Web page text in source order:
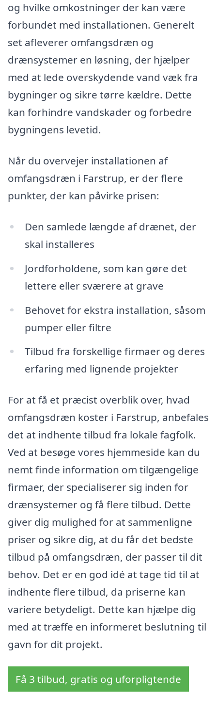
og hvilke omkostninger der kan være
forbundet med installationen. Generelt
set afleverer omfangsdræn og
drænsystemer en løsning, der hjælper
med at lede overskydende vand væk fra
bygninger og sikre tørre kældre. Dette
kan forhindre vandskader og forbedre
bygningens levetid.
Når du overvejer installationen af
omfangsdræn i Farstrup, er der flere
punkter, der kan påvirke prisen:
Den samlede længde af drænet, der
skal installeres
Jordforholdene, som kan gøre det
lettere eller sværere at grave
Behovet for ekstra installation, såsom
pumper eller filtre
Tilbud fra forskellige firmaer og deres
erfaring med lignende projekter
For at få et præcist overblik over, hvad
omfangsdræn koster i Farstrup, anbefales
det at indhente tilbud fra lokale fagfolk.
Ved at besøge vores hjemmeside kan du
nemt finde information om tilgængelige
firmaer, der specialiserer sig inden for
drænsystemer og få flere tilbud. Dette
giver dig mulighed for at sammenligne
priser og sikre dig, at du får det bedste
tilbud på omfangsdræn, der passer til dit
behov. Det er en god idé at tage tid til at
indhente flere tilbud, da priserne kan
variere betydeligt. Dette kan hjælpe dig
med at træffe en informeret beslutning til
gavn for dit projekt.
Få 3 tilbud, gratis og uforpligtende